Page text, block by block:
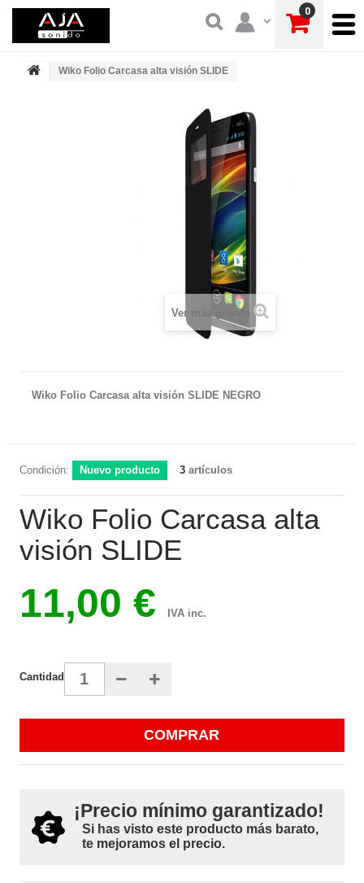
0
Wiko Folio Carcasa alta visión SLIDE
Ver más grande
Wiko Folio Carcasa alta visión SLIDE NEGRO
Condición: Nuevo producto 3 artículos
Wiko Folio Carcasa alta
visión SLIDE
11,00 € IVA inc.
Cantidad
COMPRAR
¡Precio mínimo garantizado!
Si has visto este producto más barato,
te mejoramos el precio.